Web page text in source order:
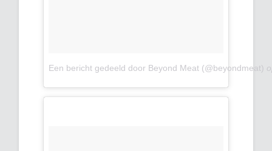
Een bericht gedeeld door Beyond Meat (@beyondmeat)